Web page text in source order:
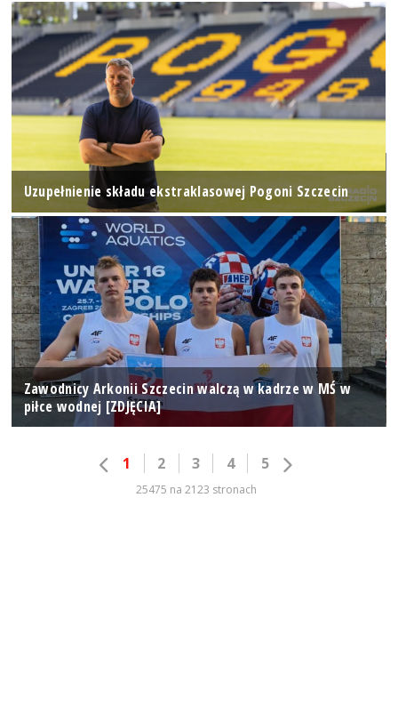
Uzupełnienie składu ekstraklasowej Pogoni Szczecin
Zawodnicy Arkonii Szczecin walczą w kadrze w MŚ w
piłce wodnej [ZDJĘCIA]
1 2 3 4 5
25475 na 2123 stronach